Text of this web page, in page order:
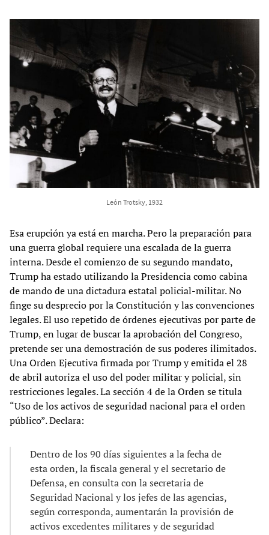
León Trotsky, 1932
Esa erupción ya está en marcha. Pero la preparación para
una guerra global requiere una escalada de la guerra
interna. Desde el comienzo de su segundo mandato,
Trump ha estado utilizando la Presidencia como cabina
de mando de una dictadura estatal policial-militar. No
finge su desprecio por la Constitución y las convenciones
legales. El uso repetido de órdenes ejecutivas por parte de
Trump, en lugar de buscar la aprobación del Congreso,
pretende ser una demostración de sus poderes ilimitados.
Una Orden Ejecutiva firmada por Trump y emitida el 28
de abril autoriza el uso del poder militar y policial, sin
restricciones legales. La sección 4 de la Orden se titula
“Uso de los activos de seguridad nacional para el orden
público”. Declara:
Dentro de los 90 días siguientes a la fecha de
esta orden, la fiscala general y el secretario de
Defensa, en consulta con la secretaria de
Seguridad Nacional y los jefes de las agencias,
según corresponda, aumentarán la provisión de
activos excedentes militares y de seguridad